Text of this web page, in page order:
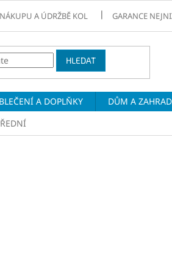
A ÚDRŽBĚ KOL GARANCE
HLEDAT
A DOPLŇKY DŮM A